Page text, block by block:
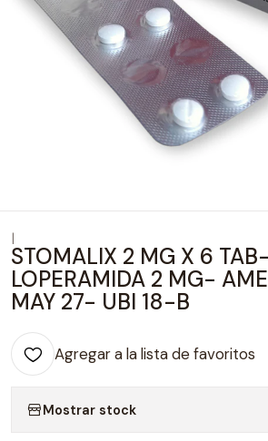
STOMALIX 2 MG X 6 TAB-
LOPERAMIDA 2 MG-
MAY 27- UBI 18-B
Agregar a la lista de favoritos
Mostrar stock